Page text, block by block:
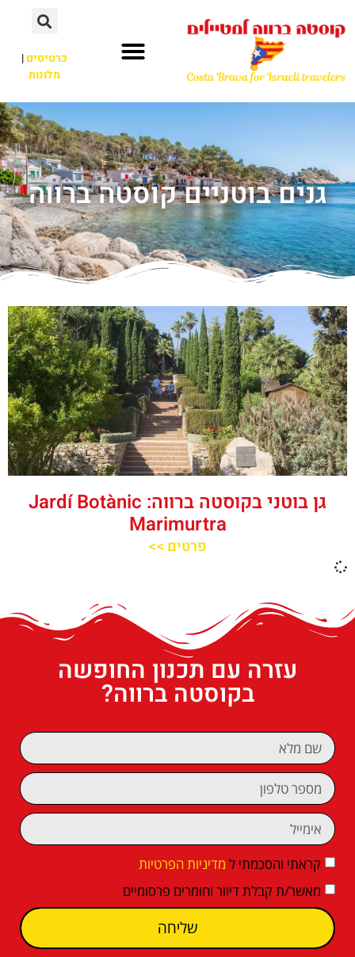
כרטיסים|
מלונות
גנים בוטניים קוסטה ברווה
גן בוטני בקוסטה ברווה: ‪‪Jardí Botànic
Marimurtra‬‬
פרטים >>
עזרה עם תכנון החופשה
בקוסטה ברווה?
קראתי והסכמתי ל מדיניות הפרטיות
מאשר/ת קבלת דיוור וחומרים פרסומיים
שליחה